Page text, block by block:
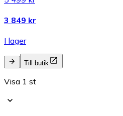
3 849 kr
I lager
Till butik
Visa 1 st